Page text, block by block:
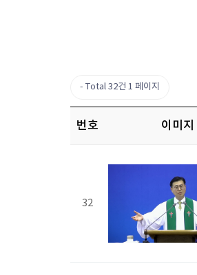
Total 32건 1 페이지
번호 이미지
32